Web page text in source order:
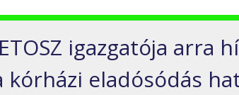
igazgatója arra
eladósódás